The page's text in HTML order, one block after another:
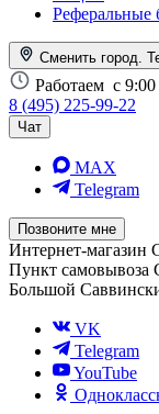
Реферальные
Сменить город.
Работаем с
8 (495) 225-99-22
Чат
MAX
Telegram
Позвоните мне
Интернет-магазин
Пункт самовывоза
Большой
VK
Telegram
YouTube